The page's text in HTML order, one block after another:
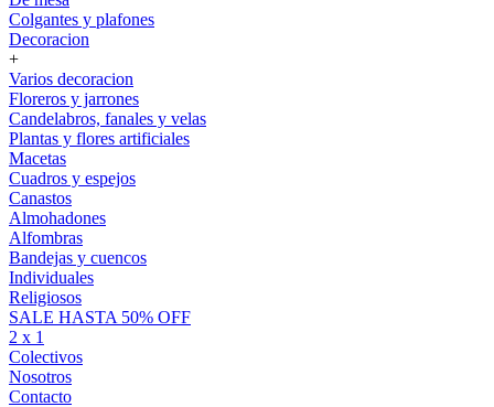
Colgantes y plafones
Decoracion
+
Varios decoracion
Floreros y jarrones
Candelabros, fanales y velas
Plantas y flores artificiales
Macetas
Cuadros y espejos
Canastos
Almohadones
Alfombras
Bandejas y cuencos
Individuales
Religiosos
SALE HASTA 50% OFF
2 x 1
Colectivos
Nosotros
Contacto